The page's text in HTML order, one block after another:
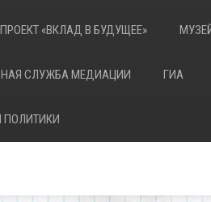
ПРОЕКТ «ВКЛАД В БУДУЩЕЕ»
СЛУЖБА МЕДИАЦИИ ГИА
ПОЛИТИКИ